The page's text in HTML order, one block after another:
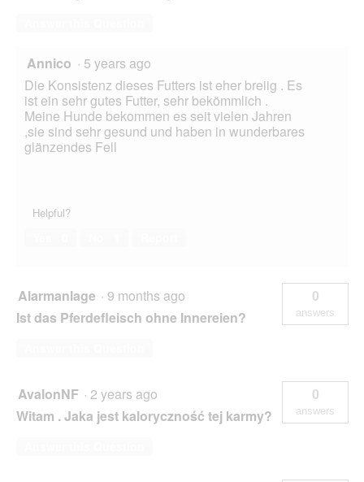
Annico · 5 years ago
Die Konsistenz dieses Futters ist eher breiig . Es
ist ein sehr gutes Futter, sehr bekömmlich .
Meine Hunde bekommen es seit vielen Jahren
,sie sind sehr gesund und haben in wunderbares
glänzendes Fell
Helpful?
Alarmanlage · 9 months ago
Ist das Pferdefleisch ohne Innereien?
0
answers
AvalonNF · 2 years ago
Witam . Jaka jest kaloryczność tej karmy?
0
answers